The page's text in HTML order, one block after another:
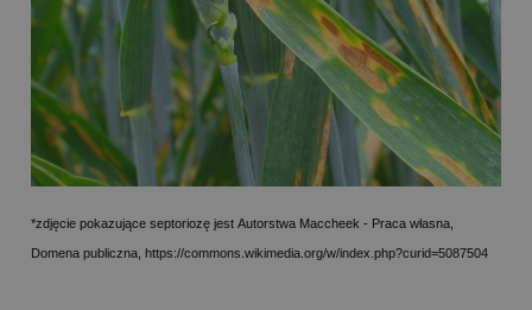
*zdjęcie pokazujące septoriozę jest Autorstwa Maccheek - Praca własna,
Domena publiczna, https://commons.wikimedia.org/w/index.php?curid=5087504